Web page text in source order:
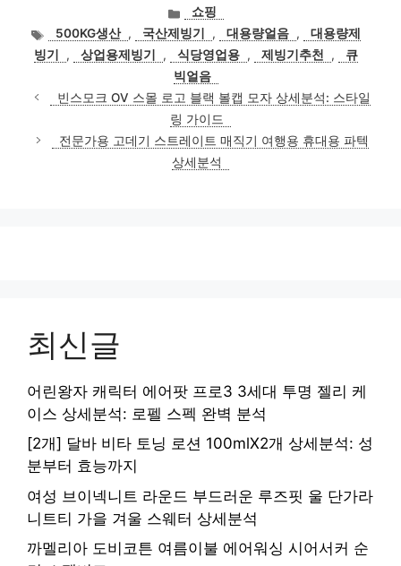
카
테
고
리
쇼핑
태
그
500KG생산 , 국산제빙기 , 대용량얼음 ,
대용량제
빙기
, 상업용제빙기 , 식당영업용 , 제빙기추천 ,
큐
빅얼음
빈스모크 OV 스몰 로고 블랙 볼캡 모자 상세분석: 스타일
링 가이드
전문가용 고데기 스트레이트 매직기 여행용 휴대용 파텍
상세분석
최신글
어린왕자 캐릭터 에어팟 프로3 3세대 투명 젤리 케
이스 상세분석: 로펠 스펙 완벽 분석
[2개] 달바 비타 토닝 로션 100mlX2개 상세분석: 성
분부터 효능까지
여성 브이넥니트 라운드 부드러운 루즈핏 울 단가라
니트티 가을 겨울 스웨터 상세분석
까멜리아 도비코튼 여름이불 에어워싱 시어서커 순